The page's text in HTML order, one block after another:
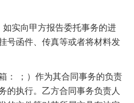
如实向甲方报告委托事务的进
号函件、传真等或者将材料发
： ；）作为其合同事务的负责
的执行。乙方合同事务负责人